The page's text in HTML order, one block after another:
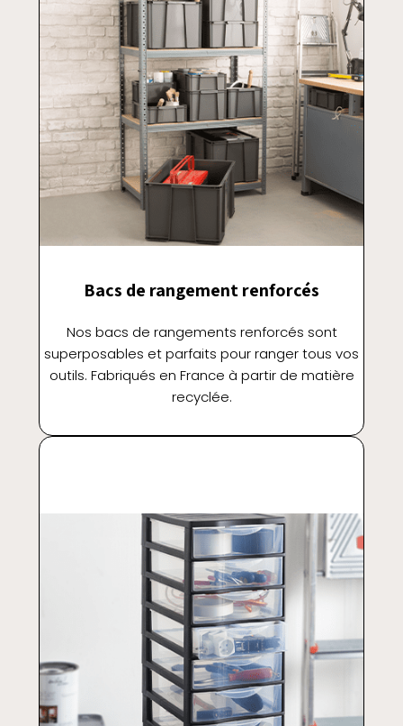
Bacs de rangement renforcés
Nos bacs de rangements renforcés sont
superposables et parfaits pour ranger tous vos
outils. Fabriqués en France à partir de matière
recyclée.